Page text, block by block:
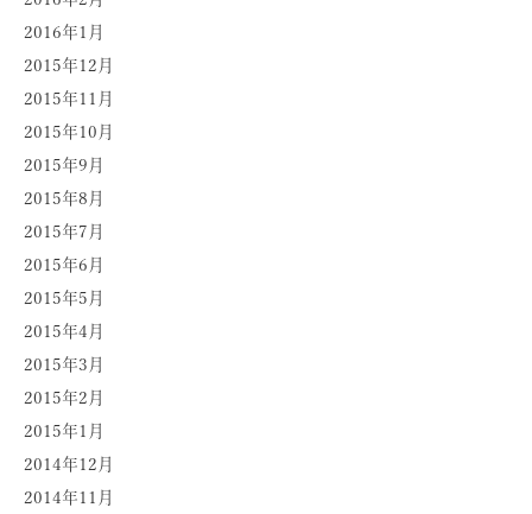
2016年1月
2015年12月
2015年11月
2015年10月
2015年9月
2015年8月
2015年7月
2015年6月
2015年5月
2015年4月
2015年3月
2015年2月
2015年1月
2014年12月
2014年11月